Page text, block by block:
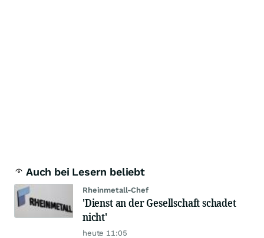
Auch bei Lesern beliebt
Rheinmetall-Chef
'Dienst an der Gesellschaft schadet
nicht'
heute 11:05